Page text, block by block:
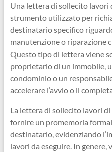
Una lettera di sollecito lavori
strumento utilizzato per
destinatario specifico
manutenzione o riparazione
Questo tipo di lettera viene
proprietario di un immobile,
condominio o un
accelerare l’avvio o il
La lettera di sollecito lavori
fornire un promemoria
destinatario, evidenziando
lavori da eseguire. In genere,